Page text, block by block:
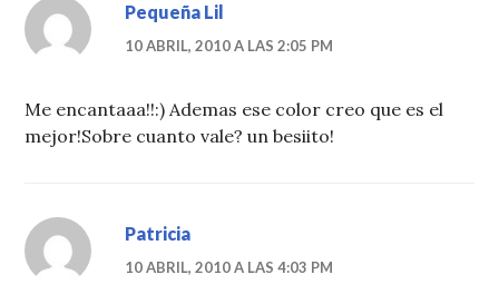
Pequeña Lil
10 ABRIL, 2010 A LAS 2:05 PM
Me encantaaa!!:) Ademas ese color creo que es el
mejor!Sobre cuanto vale? un besiito!
Patricia
10 ABRIL, 2010 A LAS 4:03 PM